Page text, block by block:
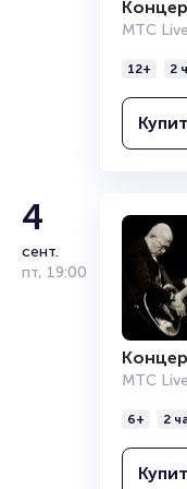
ОрганизаторамМТС
12+ 2
4
сент.
пт, 19:00
МТС
6+ 2